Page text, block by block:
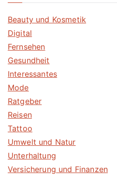
Beauty und Kosmetik
Digital
Fernsehen
Gesundheit
Interessantes
Mode
Ratgeber
Reisen
Tattoo
Umwelt und Natur
Unterhaltung
Versicherung und Finanzen